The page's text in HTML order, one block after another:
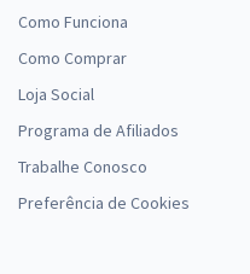
Como Funciona
Como Comprar
Loja Social
Programa de Afiliados
Trabalhe Conosco
Preferência de Cookies